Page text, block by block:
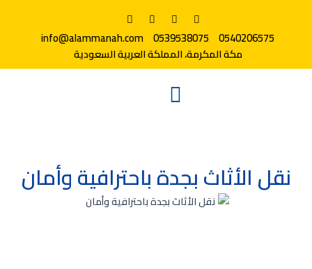
0540206575
0539538075
info@alammanah.com
مكة المكرمة، المملكة العربية السعودية
نقل الأثاث بجدة باحترافية وأمان